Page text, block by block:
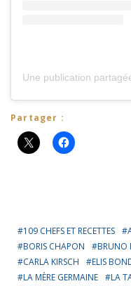
Partager :
109 CHEFS ET RECETTES
BORIS CHAPON
BRUNO
CARLA KIRSCH
ELIS
LA MÈRE GERMAINE
LA